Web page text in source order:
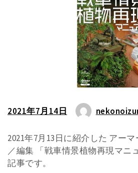
2021年7月14日
2021年7月13日に紹介した アー
／編集 「戦車情景植物再現マニ
記事です。